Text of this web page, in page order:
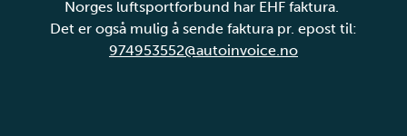
Norges luftsportforbund har EHF faktura.
Det er også mulig å sende faktura pr. epost til:
974953552@autoinvoice.no